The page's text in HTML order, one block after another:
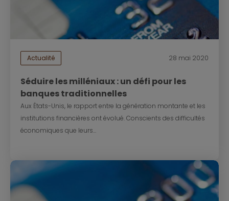
Actualité 28 mai 2020
Séduire les milléniaux : un défi pour les
banques traditionnelles
Aux États-Unis, le rapport entre la génération montante et les
institutions financières ont évolué. Conscients des difficultés
économiques que leurs...